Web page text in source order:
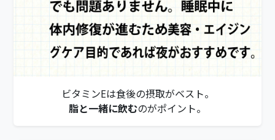
ビタミンEは食後の摂取がベスト。
脂と一緒に飲むのがポイント。